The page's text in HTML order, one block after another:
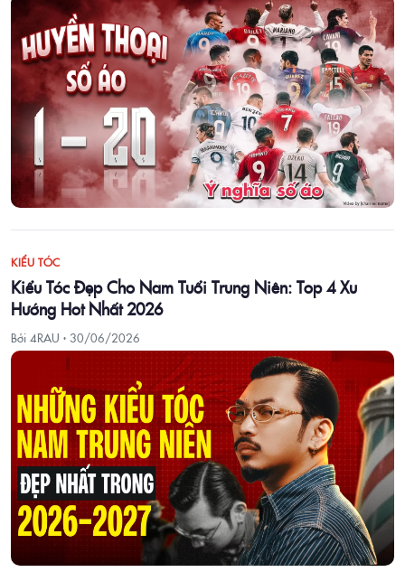
KIỂU TÓC
Kiểu Tóc Đẹp Cho Nam Tuổi Trung Niên: Top 4 Xu
Hướng Hot Nhất 2026
Bởi 4RAU · 30/06/2026